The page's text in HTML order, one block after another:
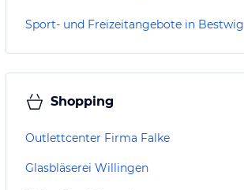
Sport- und Freizeitangebote in Bestwig
Shopping
Outlettcenter Firma Falke
Glasbläserei Willingen